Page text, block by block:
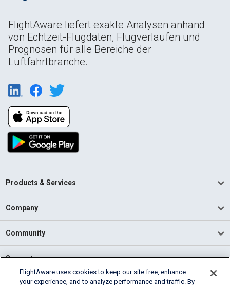
FlightAware liefert exakte Analysen anhand
von Echtzeit-Flugdaten, Flugverläufen und
Prognosen für alle Bereiche der
Luftfahrtbranche.
Products & Services
Company
Community
Support
English (USA)
FlightAware uses cookies to keep our site free, enhance
your experience, and to analyze performance and traffic. By